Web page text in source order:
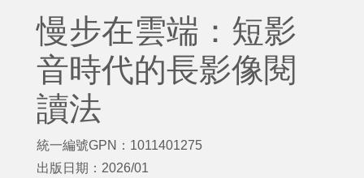
慢步在雲端：短影
音時代的長影像閱
讀法
統一編號GPN：1011401275
出版日期：2026/01